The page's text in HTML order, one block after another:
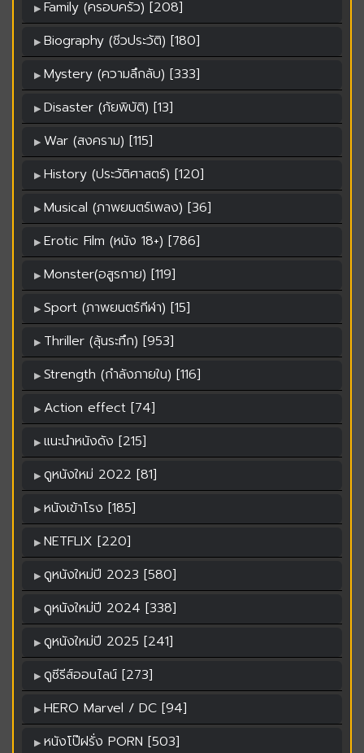
Family (ครอบครัว) [208]
Biography (ชีวประวัติ) [180]
Mystery (ความลึกลับ) [333]
Disaster (ภัยพิบัติ) [13]
War (สงคราม) [115]
History (ประวัติศาสตร์) [120]
Musical (ภาพยนตร์เพลง) [36]
Erotic Film (หนัง 18+) [786]
Monster(อสูรกาย) [119]
Sport (ภาพยนตร์กีฬา) [15]
Thriller (ลุ้นระทึก) [953]
Strength (กำลังภายใน) [116]
Action effect [74]
แนะนำหนังดัง [215]
ดูหนังใหม่ 2022 [81]
หนังเข้าโรง [185]
NETFLIX [220]
ดูหนังใหม่ปี 2023 [580]
ดูหนังใหม่ปี 2024 [338]
ดูหนังใหม่ปี 2025 [241]
ดูซีรีส์ออนไลน์ [273]
HERO Marvel / DC [94]
หนังโป๊ฝรั่ง PORN [503]